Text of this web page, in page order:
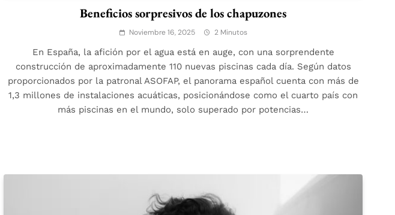
Beneficios sorpresivos de los chapuzones
Noviembre 16, 2025 2 Minutos
En España, la afición por el agua está en auge, con una sorprendente
construcción de aproximadamente 110 nuevas piscinas cada día. Según datos
proporcionados por la patronal ASOFAP, el panorama español cuenta con más de
1,3 millones de instalaciones acuáticas, posicionándose como el cuarto país con
más piscinas en el mundo, solo superado por potencias…